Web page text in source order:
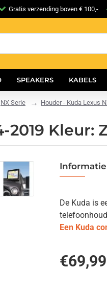
Gratis verzending boven € 100,-
SPEAKERS KABELS
NX Serie Houder - Kuda Lexus
2019 Kleur:
De Kuda is
Een Kuda
€69,99